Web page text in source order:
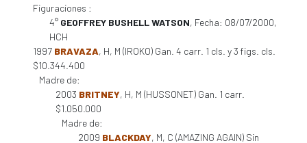
Figuraciones :
4° GEOFFREY BUSHELL WATSON, Fecha: 08/07/2000,
HCH
1997 BRAVAZA, H, M (IROKO) Gan. 4 carr. 1 cls. y 3 figs. cls.
$10.344.400
Madre de:
2003 BRITNEY, H, M (HUSSONET) Gan. 1 carr.
$1.050.000
Madre de:
2009 BLACKDAY, M, C (AMAZING AGAIN) Sin